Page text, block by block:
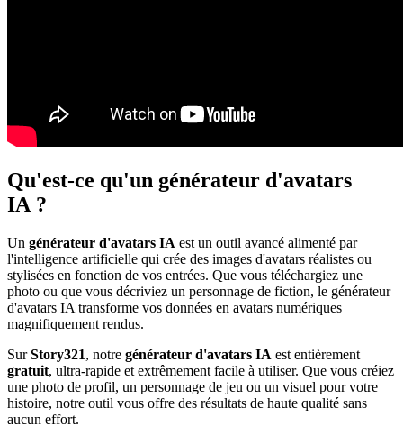
Qu'est-ce qu'un générateur d'avatars
IA ?
Un générateur d'avatars IA est un outil avancé alimenté par
l'intelligence artificielle qui crée des images d'avatars réalistes ou
stylisées en fonction de vos entrées. Que vous téléchargiez une
photo ou que vous décriviez un personnage de fiction, le générateur
d'avatars IA transforme vos données en avatars numériques
magnifiquement rendus.
SurStory321, notre générateur d'avatars IA est entièrement
gratuit, ultra-rapide et extrêmement facile à utiliser. Que vous créiez
une photo de profil, un personnage de jeu ou un visuel pour votre
histoire, notre outil vous offre des résultats de haute qualité sans
aucun effort.